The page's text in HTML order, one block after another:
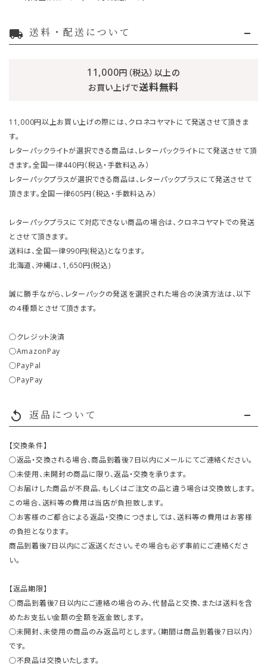
local_shipping 送料・配送について
11,000円（税込）以上の
お買い上げで送料無料
11,000円以上お買い上げの際には、クロネコヤマトにて発送させて頂きま
す。
レターパックライトが選択できる商品は、レターパックライトにて発送させて頂
きます。全国一律440円（税込・手数料込み）
レターパックプラスが選択できる商品は、レターパックプラスにて発送させて
頂きます。全国一律605円（税込・手数料込み）
レターパックプラスにて対応できない商品の場合は、クロネコヤマトでの発送
とさせて頂きます。
送料は、全国一律990円(税込)となります。
北海道、沖縄は、1,650円(税込)
誠に勝手ながら、レターパックの発送を選択された場合の決済方法は、以下
の４種類とさせて頂きます。
○クレジット決済
○AmazonPay
○PayPal
○PayPay
replay 返品について
【交換条件】
○返品・交換される場合、商品到着後7日以内にメールにてご連絡ください。
○未使用、未開封の商品に限り、返品・交換を承ります。
○お届けした商品が不良品、もしくはご注文の品と違う場合は交換致します。
この場合、送料等の費用は当店が負担致します。
○お客様のご都合による返品・交換につきましては、送料等の費用はお客様
の負担となります。
商品到着後7日以内にご返送ください。その場合も必ず事前にご連絡くださ
い。
【返品期限】
○商品到着後7日以内にご連絡の場合のみ、代替品と交換、または送料を含
めたお支払い金額の全額を返金致します。
○未開封、未使用の商品のみ返品可とします。（期間は商品到着後7日以内）
です。
○不良品は交換いたします。